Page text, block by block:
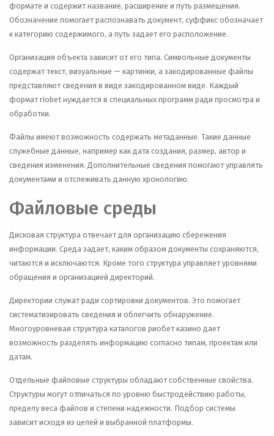
формате и содержит название, расширение и путь размещения.
Обозначение помогает распознавать документ, суффикс обозначает
к категорию содержимого, а путь задает его расположение.
Организация объекта зависит от его типа. Символьные документы
содержат текст, визуальные — картинки, а закодированные файлы
представляют сведения в виде закодированном виде. Каждый
формат riobet нуждается в специальных программ ради просмотра и
обработки.
Файлы имеют возможность содержать метаданные. Такие данные
служебные данные, например как дата создания, размер, автор и
сведения изменения. Дополнительные сведения помогают управлять
документами и отслеживать данную хронологию.
Файловые среды
Дисковая структура отвечает для организацию сбережения
информации. Среда задает, каким образом документы сохраняются,
читаются и исключаются. Кроме того структура управляет уровнями
обращения и организацией директорий.
Директории служат ради сортировки документов. Это помогает
систематизировать сведения и облегчить обнаружение.
Многоуровневая структура каталогов риобет казино дает
возможность разделять информацию согласно типам, проектам или
датам.
Отдельные файловые структуры обладают собственные свойства.
Структуры могут отличаться по уровню быстродействию работы,
пределу веса файлов и степени надежности. Подбор системы
зависит исходя из целей и выбранной платформы.